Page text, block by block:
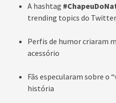
A hashtag
trending topics do Twitter
Perfis de humor criaram
acessório
Fãs especularam sobre o
história